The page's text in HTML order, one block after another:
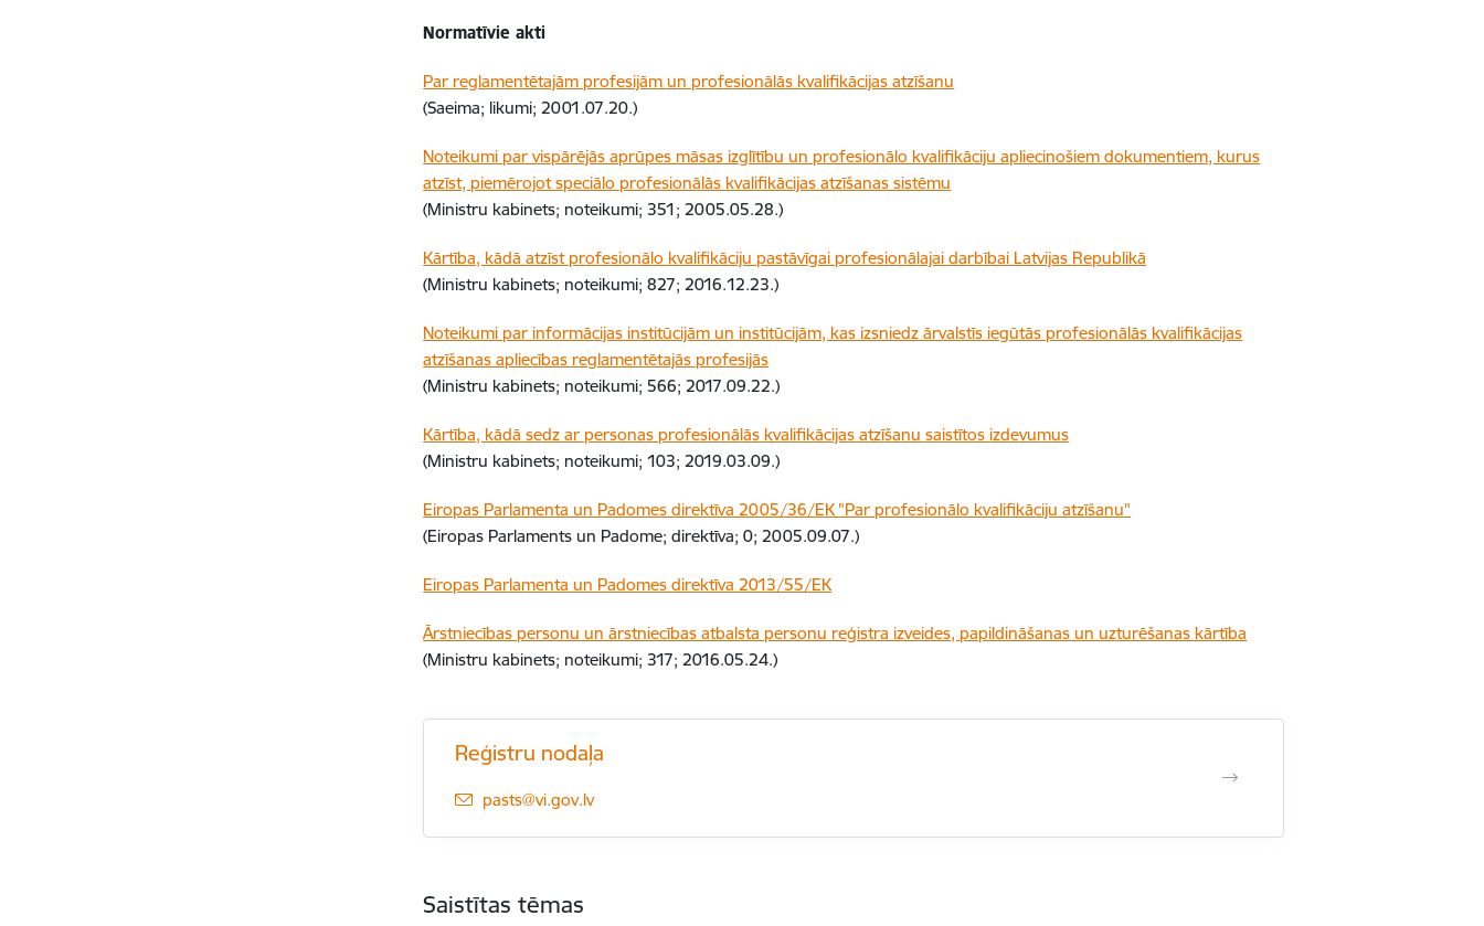
Normatīvie akti
Par reglamentētajām profesijām un profesionālās kvalifikācijas atzīšanu
(Saeima; likumi; 2001.07.20.)
Noteikumi par vispārējās aprūpes māsas izglītību un profesionālo kvalifikāciju apliecinošiem dokumentiem, kurus
atzīst, piemērojot speciālo profesionālās kvalifikācijas atzīšanas sistēmu
(Ministru kabinets; noteikumi; 351; 2005.05.28.)
Kārtība, kādā atzīst profesionālo kvalifikāciju pastāvīgai profesionālajai darbībai Latvijas Republikā
(Ministru kabinets; noteikumi; 827; 2016.12.23.)
Noteikumi par informācijas institūcijām un institūcijām, kas izsniedz ārvalstīs iegūtās profesionālās kvalifikācijas
atzīšanas apliecības reglamentētajās profesijās
(Ministru kabinets; noteikumi; 566; 2017.09.22.)
Kārtība, kādā sedz ar personas profesionālās kvalifikācijas atzīšanu saistītos izdevumus
(Ministru kabinets; noteikumi; 103; 2019.03.09.)
Eiropas Parlamenta un Padomes direktīva 2005/36/EK "Par profesionālo kvalifikāciju atzīšanu"
(Eiropas Parlaments un Padome; direktīva; 0; 2005.09.07.)
Eiropas Parlamenta un Padomes direktīva 2013/55/EK
Ārstniecības personu un ārstniecības atbalsta personu reģistra izveides, papildināšanas un uzturēšanas kārtība
(Ministru kabinets; noteikumi; 317; 2016.05.24.)
Reģistru nodaļa
E-pasts:
pasts@vi.gov.lv
Saistītas tēmas